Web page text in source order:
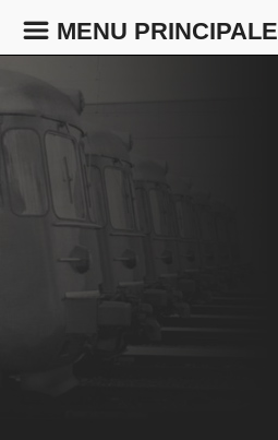
MENU PRINCIPALE